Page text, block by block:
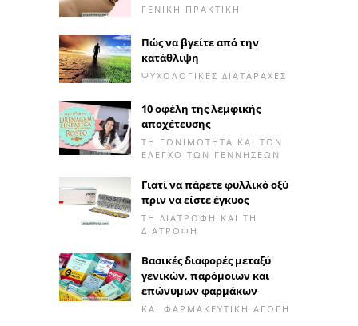
ΓΕΝΙΚΉ ΠΡΑΚΤΙΚΉ
Πώς να βγείτε από την
κατάθλιψη
ΨΥΧΟΛΟΓΙΚΈΣ ΔΙΑΤΑΡΑΧΈΣ
10 οφέλη της λεμφικής
αποχέτευσης
ΤΗ ΓΟΝΙΜΌΤΗΤΑ ΚΑΙ ΤΟΝ
ΈΛΕΓΧΟ ΤΩΝ ΓΕΝΝΉΣΕΩΝ
Γιατί να πάρετε φυλλικό οξύ
πριν να είστε έγκυος
ΤΗ ΔΙΑΤΡΟΦΉ ΚΑΙ ΤΗ
ΔΙΑΤΡΟΦΉ
Βασικές διαφορές μεταξύ
γενικών, παρόμοιων και
επώνυμων φαρμάκων
ΚΑΙ ΦΑΡΜΑΚΕΥΤΙΚΉ ΑΓΩΓΉ